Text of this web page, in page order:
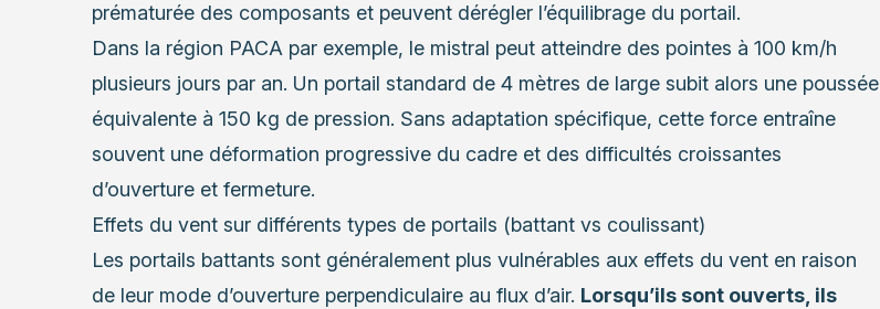
prématurée des composants et peuvent dérégler l’équilibrage du portail.
Dans la région PACA par exemple, le mistral peut atteindre des pointes à 100 km/h
plusieurs jours par an. Un portail standard de 4 mètres de large subit alors une poussée
équivalente à 150 kg de pression. Sans adaptation spécifique, cette force entraîne
souvent une déformation progressive du cadre et des difficultés croissantes
d’ouverture et fermeture.
Effets du vent sur différents types de portails (battant vs coulissant)
Les portails battants sont généralement plus vulnérables aux effets du vent en raison
de leur mode d’ouverture perpendiculaire au flux d’air. Lorsqu’ils sont ouverts, ils